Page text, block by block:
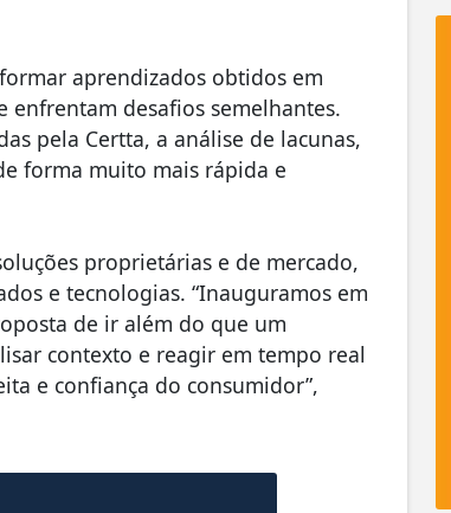
aprendizados obtidos em
enfrentam desafios semelhantes.
pela Certta, a análise de lacunas,
forma muito mais rápida e
proprietárias e de mercado,
e tecnologias. “Inauguramos em
de ir além do que um
contexto e reagir em tempo real
e confiança do consumidor”,